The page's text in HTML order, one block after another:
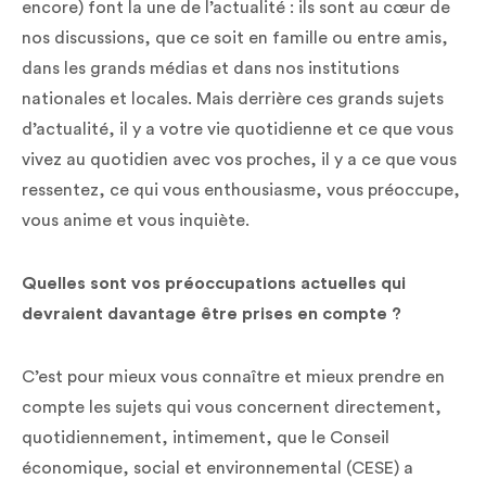
encore) font la une de l’actualité : ils sont au cœur de
nos discussions, que ce soit en famille ou entre amis,
dans les grands médias et dans nos institutions
nationales et locales. Mais derrière ces grands sujets
d’actualité, il y a votre vie quotidienne et ce que vous
vivez au quotidien avec vos proches, il y a ce que vous
ressentez, ce qui vous enthousiasme, vous préoccupe,
vous anime et vous inquiète.
Quelles sont vos préoccupations actuelles qui
devraient davantage être prises en compte ?
C’est pour mieux vous connaître et mieux prendre en
compte les sujets qui vous concernent directement,
quotidiennement, intimement, que le Conseil
économique, social et environnemental (CESE) a